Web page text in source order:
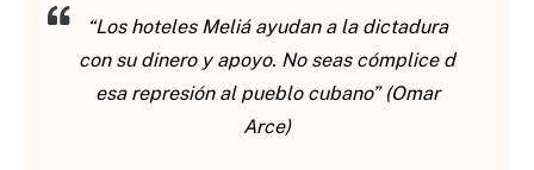
“Los hoteles Meliá ayudan a la dictadura
con su dinero y apoyo. No seas cómplice d
esa represión al pueblo cubano” (Omar
Arce)